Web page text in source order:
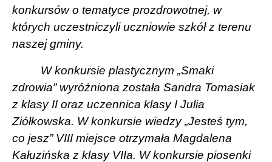
konkursów o tematyce prozdrowotnej, w
których uczestniczyli uczniowie szkół z terenu
naszej gminy.
W konkursie plastycznym „Smaki
zdrowia” wyróżniona została Sandra Tomasiak
z klasy II oraz uczennica klasy I Julia
Ziółkowska. W konkursie wiedzy „Jesteś tym,
co jesz” VIII miejsce otrzymała Magdalena
Kałuzińska z klasy VIIa. W konkursie piosenki